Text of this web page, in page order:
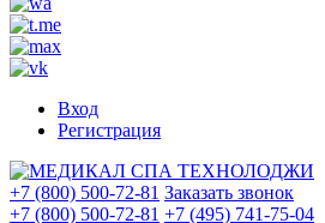
Вход
Регистрация
+7 (800) 500-72-81 Заказать звонок
+7 (800) 500-72-81 +7 (495) 741-75-04